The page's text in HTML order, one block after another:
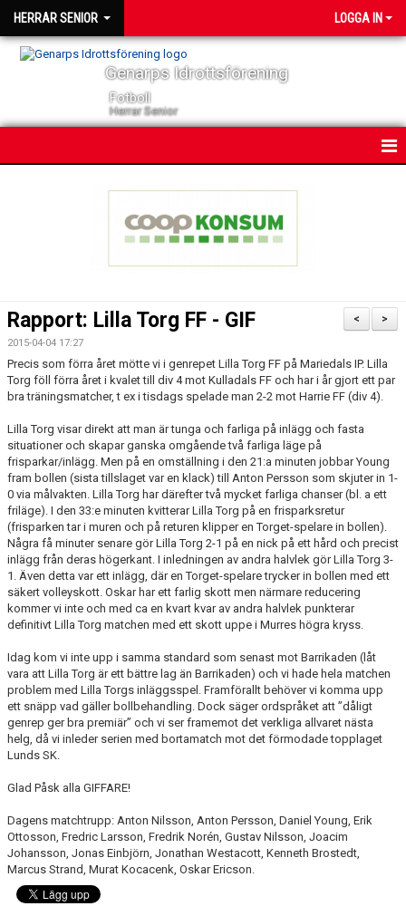
HERRAR SENIOR LOGGA IN
Genarps Idrottsförening
Fotboll
Herrar Senior
TRUPPEN
SERIER
EKEVALLEN IP
DOKUMENT
BILDER
STATISTIK
ÅRSKORT A-LAG 2026
>
<
Rapport: Lilla Torg FF - GIF
2015-04-04 17:27
Precis som förra året mötte vi i genrepet Lilla Torg FF på Mariedals IP. Lilla
Torg föll förra året i kvalet till div 4 mot Kulladals FF och har i år gjort ett par
bra träningsmatcher, t ex i tisdags spelade man 2-2 mot Harrie FF (div 4).
Lilla Torg visar direkt att man är tunga och farliga på inlägg och fasta
situationer och skapar ganska omgående två farliga läge på
frisparkar/inlägg. Men på en omställning i den 21:a minuten jobbar Young
fram bollen (sista tillslaget var en klack) till Anton Persson som skjuter in 1-
0 via målvakten. Lilla Torg har därefter två mycket farliga chanser (bl. a ett
friläge). I den 33:e minuten kvitterar Lilla Torg på en frisparksretur
(frisparken tar i muren och på returen klipper en Torget-spelare in bollen).
Några få minuter senare gör Lilla Torg 2-1 på en nick på ett hård och precist
inlägg från deras högerkant. I inledningen av andra halvlek gör Lilla Torg 3-
1. Även detta var ett inlägg, där en Torget-spelare trycker in bollen med ett
säkert volleyskott. Oskar har ett farlig skott men närmare reducering
kommer vi inte och med ca en kvart kvar av andra halvlek punkterar
definitivt Lilla Torg matchen med ett skott uppe i Murres högra kryss.
Idag kom vi inte upp i samma standard som senast mot Barrikaden (låt
vara att Lilla Torg är ett bättre lag än Barrikaden) och vi hade hela matchen
problem med Lilla Torgs inläggsspel. Framförallt behöver vi komma upp
ett snäpp vad gäller bollbehandling. Dock säger ordspråket att ”dåligt
genrep ger bra premiär” och vi ser framemot det verkliga allvaret nästa
helg, då vi inleder serien med bortamatch mot det förmodade topplaget
Lunds SK.
Glad Påsk alla GIFFARE!
Dagens matchtrupp: Anton Nilsson, Anton Persson, Daniel Young, Erik
Ottosson, Fredric Larsson, Fredrik Norén, Gustav Nilsson, Joacim
Johansson, Jonas Einbjörn, Jonathan Westacott, Kenneth Brostedt,
Marcus Strand, Murat Kocacenk, Oskar Ericson.